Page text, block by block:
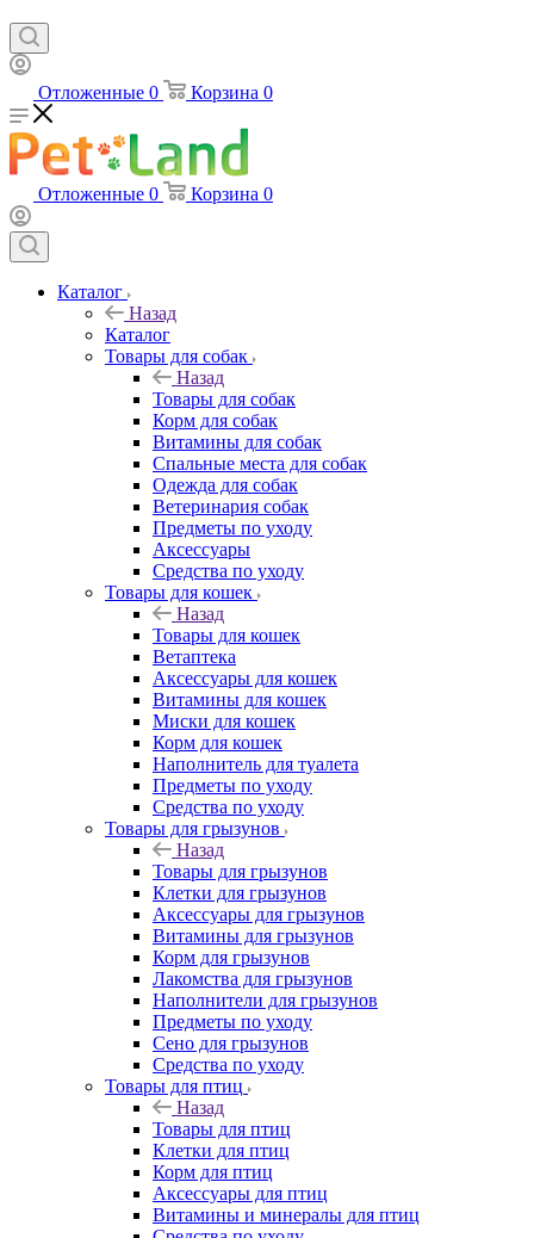
Отложенные 0 Корзина 0
Отложенные 0 Корзина 0
Каталог
Назад
Каталог
Товары для собак
Назад
Товары для собак
Корм для собак
Витамины для собак
Спальные места для собак
Одежда для собак
Ветеринария собак
Предметы по уходу
Аксессуары
Средства по уходу
Товары для кошек
Назад
Товары для кошек
Ветаптека
Аксессуары для кошек
Витамины для кошек
Миски для кошек
Корм для кошек
Наполнитель для туалета
Предметы по уходу
Средства по уходу
Товары для грызунов
Назад
Товары для грызунов
Клетки для грызунов
Аксессуары для грызунов
Витамины для грызунов
Корм для грызунов
Лакомства для грызунов
Наполнители для грызунов
Предметы по уходу
Сено для грызунов
Средства по уходу
Товары для птиц
Назад
Товары для птиц
Клетки для птиц
Корм для птиц
Аксессуары для птиц
Витамины и минералы для птиц